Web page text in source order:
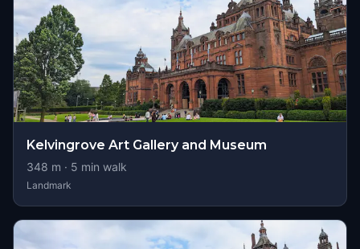
Kelvingrove Art Gallery and Museum
348 m · 5 min walk
Landmark